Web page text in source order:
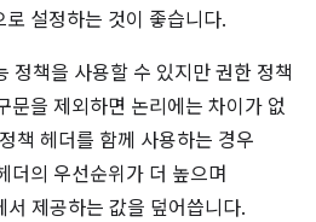
설정하는 것이 좋습니다.
책을 사용할 수 있지만 권한 정책
문을 제외하면 논리에는 차이가 없
책 헤더를 함께 사용하는 경우
더의 우선순위가 더 높으며
서 제공하는 값을 덮어씁니다.